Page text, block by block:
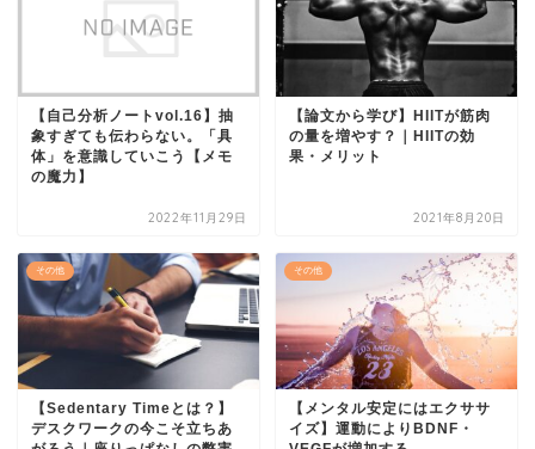
【自己分析ノートvol.16】抽
象すぎても伝わらない。「具
体」を意識していこう【メモ
の魔力】
2022年11月29日
【論文から学び】HIITが筋肉
の量を増やす？｜HIITの効
果・メリット
2021年8月20日
その他
【Sedentary Timeとは？】
デスクワークの今こそ立ちあ
その他
【メンタル安定にはエクササ
イズ】運動によりBDNF・